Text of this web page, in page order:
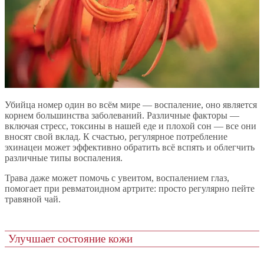
Убийца номер один во всём мире — воспаление, оно является
корнем большинства заболеваний. Различные факторы —
включая стресс, токсины в нашей еде и плохой сон — все они
вносят свой вклад. К счастью, регулярное потребление
эхинацеи может эффективно обратить всё вспять и облегчить
различные типы воспаления.
Трава даже может помочь с увеитом, воспалением глаз,
помогает при ревматоидном артрите: просто регулярно пейте
травяной чай.
Улучшает состояние кожи